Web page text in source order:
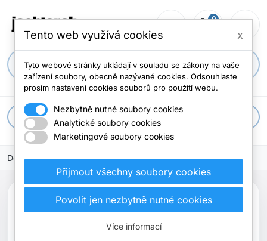
search
person_outline shopping_cart
0 menu
apps Všechny kategorie
Domů
Previous Next
Tento web využívá cookies x
Tyto webové stránky ukládají v souladu se zákony na vaše
zařízení soubory, obecně nazývané cookies. Odsouhlaste
prosím nastavení cookies souborů pro použití webu.
Nezbytně nutné soubory cookies
Analytické soubory cookies
Marketingové soubory cookies
Přijmout všechny soubory cookies
Povolit jen nezbytně nutné cookies
Více informací